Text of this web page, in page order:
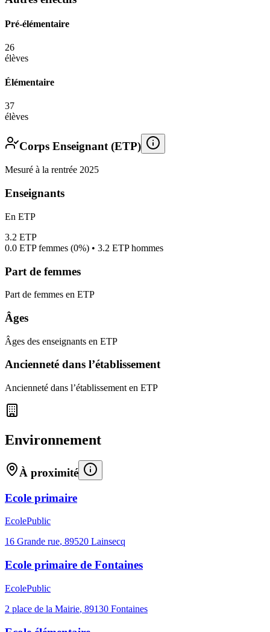
Pré-élémentaire
26
élèves
Élémentaire
37
élèves
Corps Enseignant (ETP)
Mesuré à la rentrée 2025
Enseignants
En ETP
3.2 ETP
0.0 ETP femmes (0%) • 3.2 ETP hommes
Part de femmes
Part de femmes en ETP
Âges
Âges des enseignants en ETP
Ancienneté dans l’établissement
Ancienneté dans l’établissement en ETP
Environnement
À proximité
Ecole primaire
EcolePublic
16 Grande rue, 89520 Lainsecq
Ecole primaire de Fontaines
EcolePublic
2 place de la Mairie, 89130 Fontaines